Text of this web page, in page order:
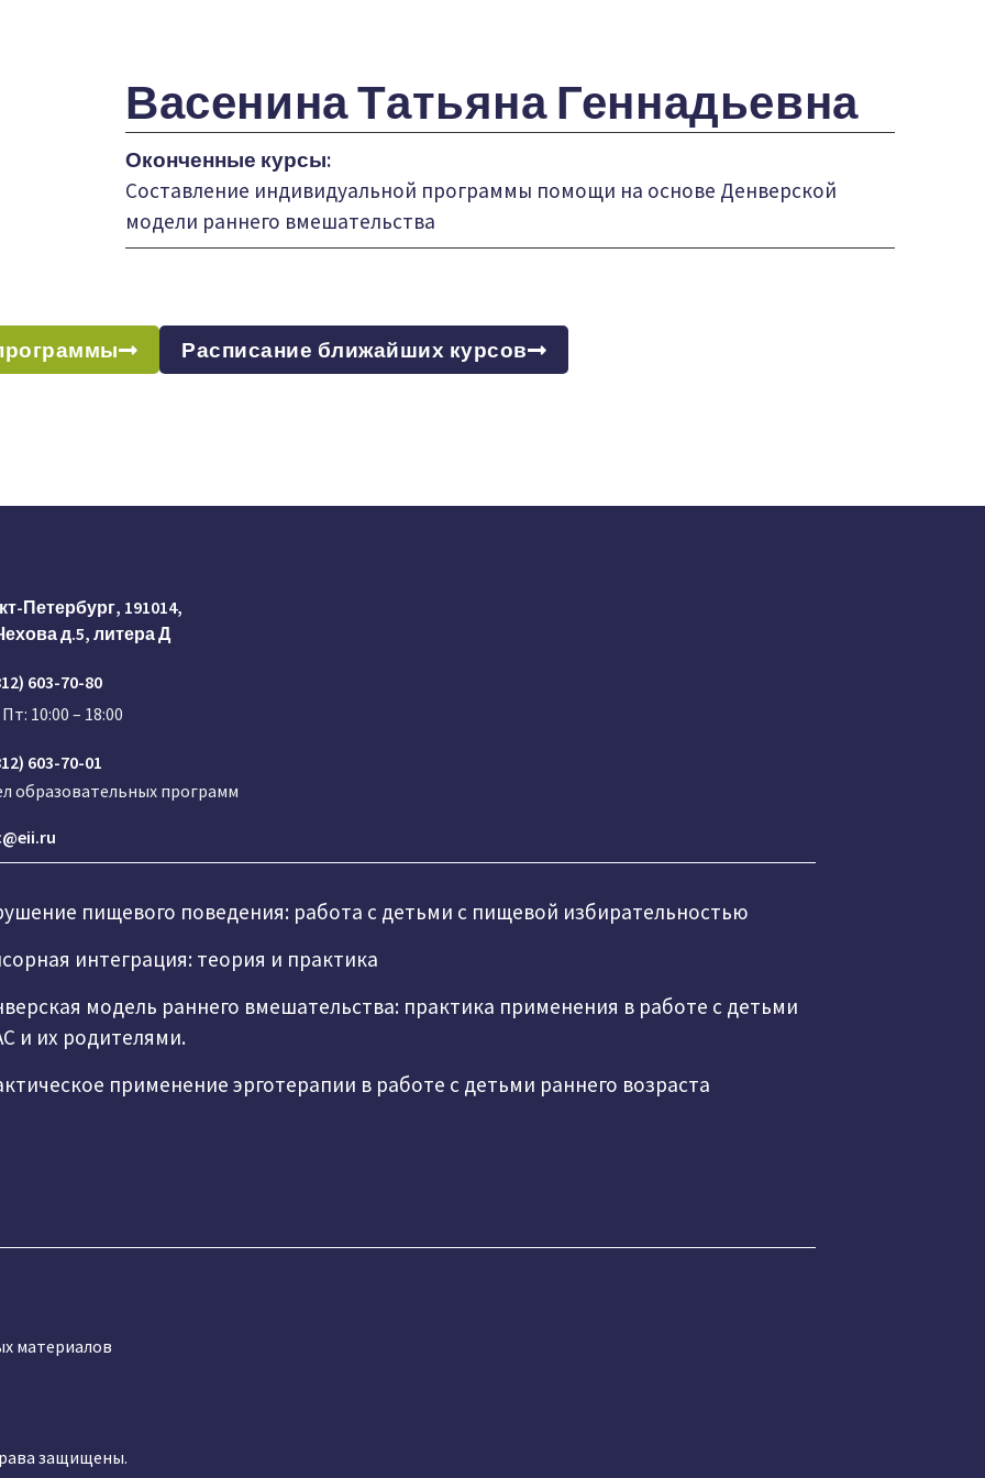
Васенина Татьяна Геннадьевна
Оконченные курсы:
Составление индивидуальной программы помощи на основе Денверской
модели раннего вмешательства
Расписание ближайших курсов
Петербург, 191014,
д.5, литера Д
603-70-80
10:00 – 18:00
603-70-01
образовательных программ
пищевого поведения: работа с детьми с пищевой избирательностью
интеграция: теория и практика
модель раннего вмешательства: практика применения в работе с детьми
и их родителями.
применение эрготерапии в работе с детьми раннего возраста
материалов
защищены.